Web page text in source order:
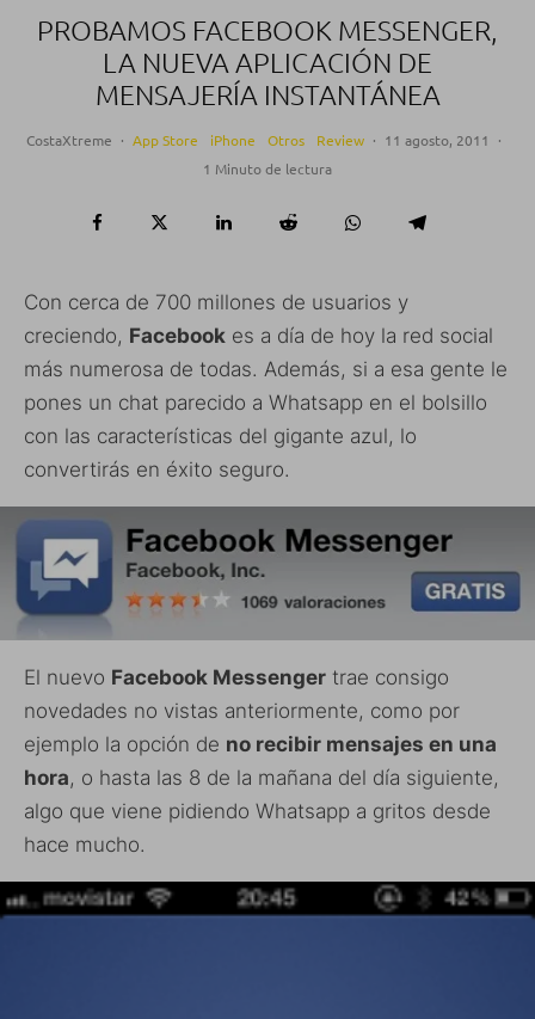
PROBAMOS FACEBOOK MESSENGER,
LA NUEVA APLICACIÓN DE
MENSAJERÍA INSTANTÁNEA
CostaXtreme · App Store iPhone Otros Review · 11 agosto, 2011
·
1 Minuto de lectura
Con cerca de 700 millones de usuarios y
creciendo, Facebook es a día de hoy la red social
más numerosa de todas. Además, si a esa gente le
pones un chat parecido a Whatsapp en el bolsillo
con las características del gigante azul, lo
convertirás en éxito seguro.
El nuevo Facebook Messenger trae consigo
novedades no vistas anteriormente, como por
ejemplo la opción de no recibir mensajes en una
hora, o hasta las 8 de la mañana del día siguiente,
algo que viene pidiendo Whatsapp a gritos desde
hace mucho.